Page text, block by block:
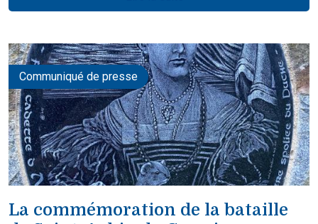
Communiqué de presse
La commémoration de la bataille